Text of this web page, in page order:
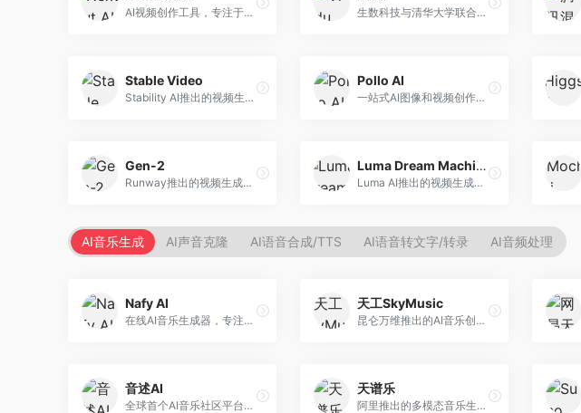
AI视频创作工具，专注于智能剪辑和视频生成。面向视频创作者，提供智能剪辑、视频生成、特效添加等功能，剪辑效率高，适合快节奏内容生产。 生数科技与清华大学联合研发的AI视频生成大模型。面向视频创作者和内容生产者，支持文生视频、图生视频，视频质量高，物理运动理解准确，国产视频生成领先工具。
Stable Video
Stability AI推出的视频生成模型，开源可部署。面向开发者和专业创作者，支持视频生成、视频编辑等功能，开源生态完善，定制化程度高。
Pollo AI
一站式AI图像和视频创作平台，整合多种生成工具。面向内容创作者，提供文生图、文生视频、视频编辑等服务，创作工具全面，一站式体验便捷。
Gen-2
Runway推出的视频生成模型，专注于文生视频和视频风格转换。面向影视制作人和创意工作者，支持文本到视频、图像到视频等多种生成模式，视频质量专业级。
Luma Dream Machine
Luma AI推出的视频生成工具，专注于高质量视频创作。面向影视创作者和内容生产者，支持文生视频、图生视频，视频质量高，物理运动流畅自然。
AI音乐生成 AI声音克隆 AI语音合成/TTS AI语音转文字/转录 AI音频处理
Nafy AI
在线AI音乐生成器，专注于快速音乐创作。面向内容创作者，支持多种风格音乐生成，操作简便，生成速度快，适合快速配乐需求。
天工SkyMusic
昆仑万维推出的AI音乐创作平台，基于天工大模型。面向音乐创作者，支持歌词生成、旋律创作、音乐编曲等服务，中文音乐创作能力强。
音述AI
全球首个AI音乐社区平台，整合创作与分享功能。面向音乐创作者和爱好者，提供音乐创作、作品分享、社区交流等服务，社区氛围活跃。
天谱乐
阿里推出的多模态音乐生成平台，整合音频与文本理解能力。面向内容创作者，支持歌词生成、旋律创作、音乐编辑等服务，与阿里生态深度整合。